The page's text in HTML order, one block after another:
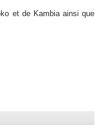
et de Kambia ainsi que